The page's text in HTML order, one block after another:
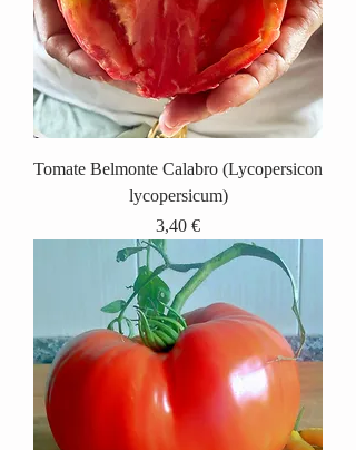
Tomate Belmonte Calabro (Lycopersicon
lycopersicum)
Prix
3,40 €